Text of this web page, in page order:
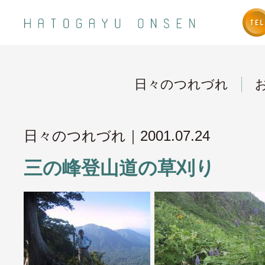
日々のつれづれ
日々のつれづれ｜ 2001.07.24
三の峰登山道の草刈り